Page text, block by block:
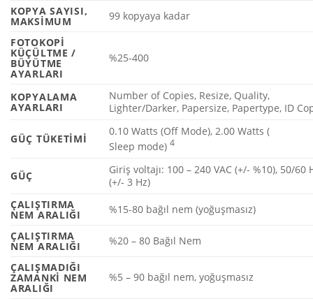
KOPYA SAYISI,
MAKSIMUM
99 kopyaya kadar
FOTOKOPI
KÜÇÜLTME /
BÜYÜTME
AYARLARI
%25-400
KOPYALAMA
AYARLARI
Number of Copies, Resize, Quality,
Lighter/Darker, Papersize, Papertype, ID
GÜÇ TÜKETIMI
0.10 Watts (Off Mode), 2.00 Watts (
Sleep mode) 4
GÜÇ
Giriş voltajı: 100 – 240 VAC (+/- %10), 50/60
(+/- 3 Hz)
ÇALIŞTIRMA
NEM ARALIĞI
%15-80 bağıl nem (yoğuşmasız)
ÇALIŞTIRMA
NEM ARALIĞI
%20 – 80 Bağıl Nem
ÇALIŞMADIĞI
ZAMANKI NEM
ARALIĞI
%5 – 90 bağıl nem, yoğuşmasız